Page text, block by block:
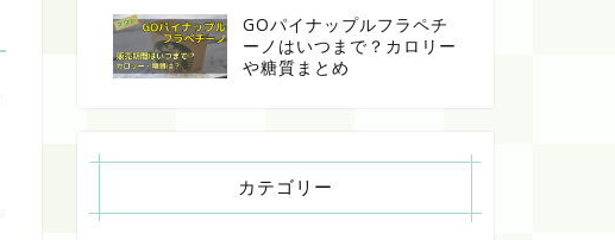
GOパイナップルフラペチ
ーノはいつまで？カロリー
や糖質まとめ
カテゴリー